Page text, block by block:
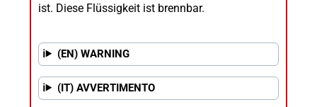
ist. Diese Flüssigkeit ist brennbar.
(EN) WARNING
(IT) AVVERTIMENTO